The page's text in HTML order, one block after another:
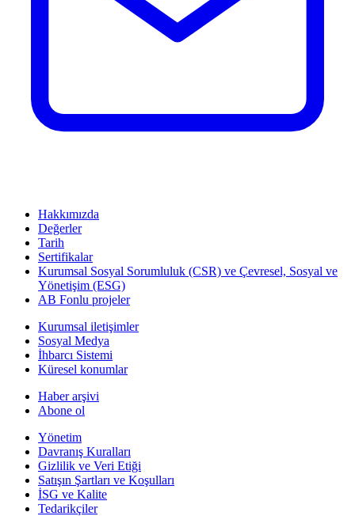
Hakkımızda
Değerler
Tarih
Sertifikalar
Kurumsal Sosyal Sorumluluk (CSR) ve Çevresel, Sosyal ve
Yönetişim (ESG)
AB Fonlu projeler
Kurumsal iletişimler
Sosyal Medya
İhbarcı Sistemi
Küresel konumlar
Haber arşivi
Abone ol
Yönetim
Davranış Kuralları
Gizlilik ve Veri Etiği
Satışın Şartları ve Koşulları
İSG ve Kalite
Tedarikçiler